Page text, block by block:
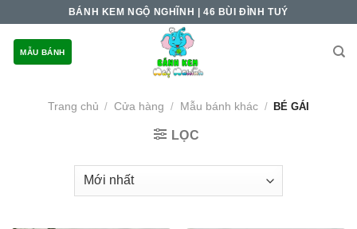
content
BÁNH KEM NGỘ NGHĨNH | 46 BÙI ĐÌNH TUÝ
MẪU BÁNH
Trang chủ / Cửa hàng / Mẫu bánh khác / BÉ GÁI
LỌC